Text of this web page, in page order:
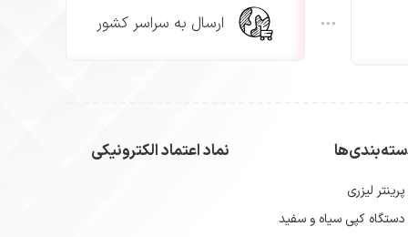
ارسال به سراسر کشور
پرینتر لیزری
دستگاه کپی سیاه و سفید
نماد اعتماد الکترونیکی